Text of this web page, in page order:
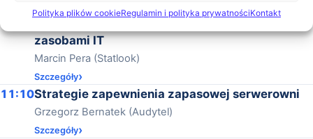
Polityka plików cookieRegulamin i polityka prywatnościKontakt
10:45Statlook: bezpieczne dane i łatwe zarządzanie
zasobami IT
Marcin Pera (Statlook)
Szczegóły
11:10Strategie zapewnienia zapasowej serwerowni
Grzegorz Bernatek (Audytel)
Szczegóły